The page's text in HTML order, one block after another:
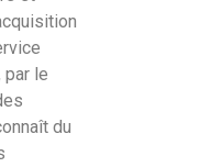
par le
du